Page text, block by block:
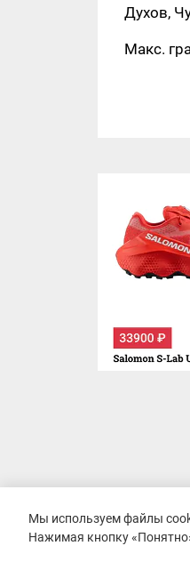
Духов,
Макс.
Мы используем файлы
Нажимая кнопку